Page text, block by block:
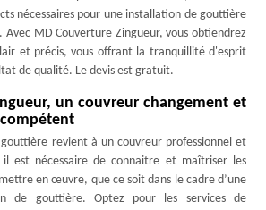
nécessaires pour une installation de gouttière
MD Couverture Zingueur, vous obtiendrez
et précis, vous offrant la tranquillité d'esprit
de qualité. Le devis est gratuit.
un couvreur changement et
revient à un couvreur professionnel et
est nécessaire de connaitre et maîtriser les
en œuvre, que ce soit dans le cadre d’une
de gouttière. Optez pour les services de